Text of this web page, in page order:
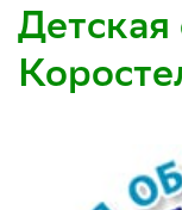
Детская